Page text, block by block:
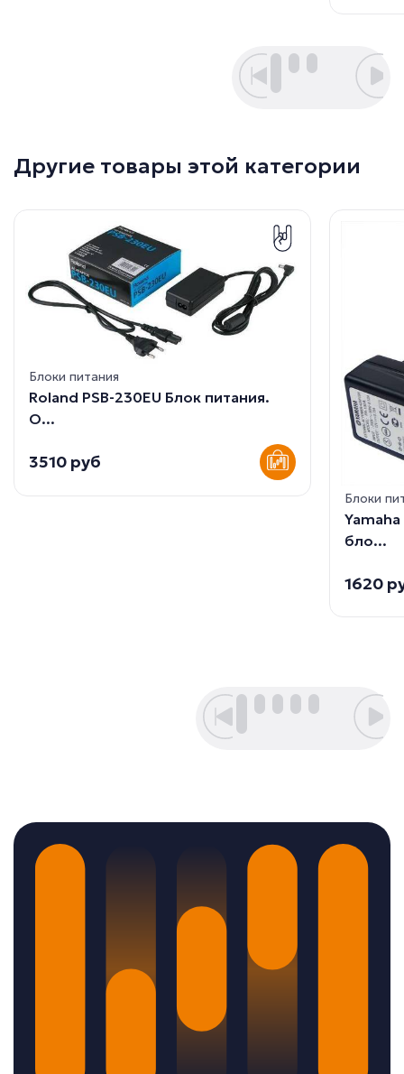
Другие товары этой категории
Блоки питания
Roland PSB-230EU Блок питания.
О...
3510 руб
Блоки
бло...
1620